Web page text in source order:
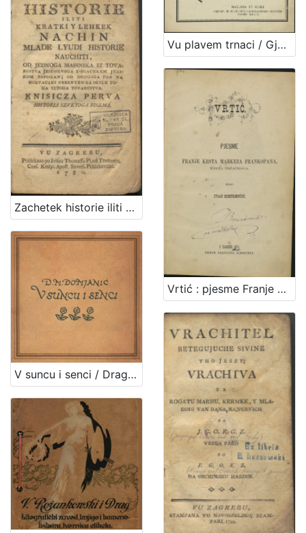
Zachetek historie iliti Kratki y lehkek nachin mlade lyudi historie nauchiti : knisicza perva : historia Szvetoga Piszma / od Jednoga Massnika iz Tovarustva Jesussevoga z-diachkem jezikom popiszan ; od drugoga pak na horvaczki obernyen za skole toga iztoga tovarustva
Vu plavem trnaci / Gjuro Prejac
V suncu i senci / Dragutin M. Domjanić ; [zredila, nakinčila i z rukom na kamen napisala Olga Höcker]
Vrtić : pjesme Franje Krsta markeza Frankopana, kneza Tržačkoga / izdao Ivan Kostrenčić